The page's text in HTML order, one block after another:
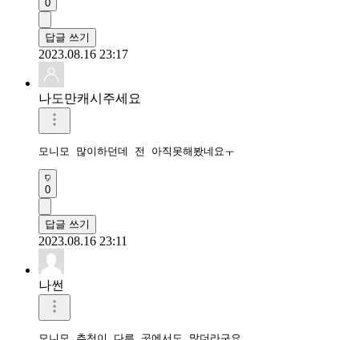
0
답글 쓰기
2023.08.16 23:17
나도만캐시주세요
모니모 많이하던데 전 아직못해봤네요ㅜ
0
답글 쓰기
2023.08.16 23:11
나썬